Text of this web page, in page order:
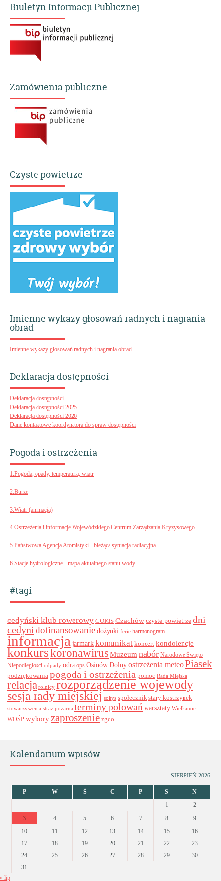
Biuletyn Informacji Publicznej
Zamówienia publiczne
Czyste powietrze
Imienne wykazy głosowań radnych i nagrania
obrad
Imienne wykazy głosowań radnych i nagrania obrad
Deklaracja dostępności
Deklaracja dostępności
Deklaracja dostępności 2025
Deklaracja dostępności 2026
Dane kontaktowe koordynatora do spraw dostępności
Pogoda i ostrzeżenia
1.Pogoda, opady, temperatura, wiatr
2.Burze
3.Wiatr (animacja)
4.Ostrzeżenia i informacje Wojewódzkiego Centrum Zarządzania Kryzysowego
5.Państwowa Agencja Atomistyki - bieżąca sytuacja radiacyjna
6.Stacje hydrologiczne - mapa aktualnego stanu wody
#tagi
cedyński klub rowerowy COKiS Czachówczyste powietrzedni
cedyni dofinansowanie dożynki ferie harmonogram
informacja jarmark komunikat koncert kondolencje
konkurskoronawirus Muzeum nabór Narodowe Święto
Niepodległości odpady odra ops Osinów Dolnyostrzeżenia meteoPiasek
podziękowania pogoda i ostrzeżenia pomoc Rada Miejska
relacja rolnicy rozporządzenie wojewody
sesja rady miejskiej sołtys społecznik stary kostrzynek
stowarzyszenia straż pożarna terminy polowań warsztaty Wielkanoc
WOŚP wybory zaproszenie zgdo
Kalendarium wpisów
SIERPIEŃ 2026
P W Ś C P S
N
1
2
3
4 5 6 7 8
9
10
11 12 13 14 15
16
17
18 19 20 21 22
23
24
25 26 27 28 29
30
31
« lip